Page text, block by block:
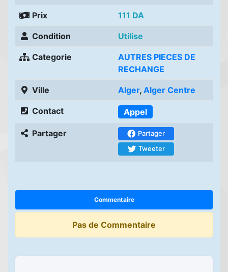
Prix 111 DA
Condition Utilise
Categorie
AUTRES PIECES DE
RECHANGE
Ville Alger, Alger Centre
Contact Appel
Partager
Partager
Tweeter
Commentaire
Pas de Commentaire